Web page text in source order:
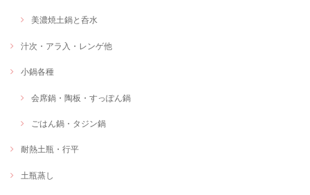
美濃焼土鍋と呑水
汁次・アラ入・レンゲ他
小鍋各種
会席鍋・陶板・すっぽん鍋
ごはん鍋・タジン鍋
耐熱土瓶・行平
土瓶蒸し